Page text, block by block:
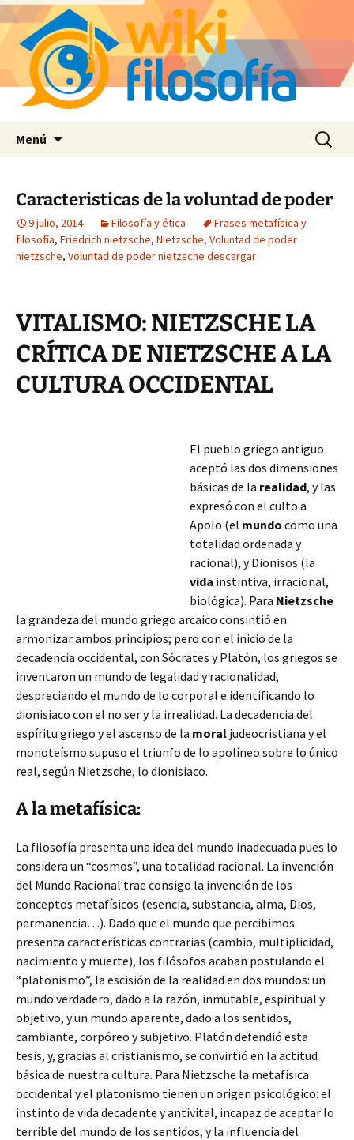
Menú Buscar:
Caracteristicas de la voluntad de poder
9 julio, 2014 Filosofía y ética
Frases metafísica y
filosofía, Friedrich nietzsche, Nietzsche, Voluntad de poder
nietzsche, Voluntad de poder nietzsche descargar
VITALISMO: NIETZSCHE LA
CRÍTICA DE NIETZSCHE A LA
CULTURA OCCIDENTAL
El pueblo griego antiguo
aceptó las dos dimensiones
básicas de la realidad, y las
expresó con el culto a
Apolo (el mundo como una
totalidad ordenada y
racional), y Dionisos (la
vida instintiva, irracional,
biológica). Para Nietzsche
la grandeza del mundo griego arcaico consintió en
armonizar ambos principios; pero con el inicio de la
decadencia occidental, con Sócrates y Platón, los griegos se
inventaron un mundo de legalidad y racionalidad,
despreciando el mundo de lo corporal e identificando lo
dionisiaco con el no ser y la irrealidad. La decadencia del
espíritu griego y el ascenso de la moral judeocristiana y el
monoteísmo supuso el triunfo de lo apolíneo sobre lo único
real, según Nietzsche, lo dionisiaco.
A la metafísica:
La filosofía presenta una idea del mundo inadecuada pues lo
considera un “cosmos”, una totalidad racional. La invención
del Mundo Racional trae consigo la invención de los
conceptos metafísicos (esencia, substancia, alma, Dios,
permanencia…). Dado que el mundo que percibimos
presenta características contrarias (cambio, multiplicidad,
nacimiento y muerte), los filósofos acaban postulando el
“platonismo”, la escisión de la realidad en dos mundos: un
mundo verdadero, dado a la razón, inmutable, espiritual y
objetivo, y un mundo aparente, dado a los sentidos,
cambiante, corpóreo y subjetivo. Platón defendió esta
tesis, y, gracias al cristianismo, se convirtió en la actitud
básica de nuestra cultura. Para Nietzsche la metafísica
occidental y el platonismo tienen un origen psicológico: el
instinto de vida decadente y antivital, incapaz de aceptar lo
terrible del mundo de los sentidos, y la influencia del